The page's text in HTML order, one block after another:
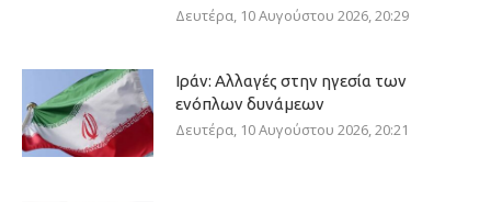
Δευτέρα, 10 Αυγούστου 2026, 20:29
Ιράν: Αλλαγές στην ηγεσία των
ενόπλων δυνάμεων
Δευτέρα, 10 Αυγούστου 2026, 20:21